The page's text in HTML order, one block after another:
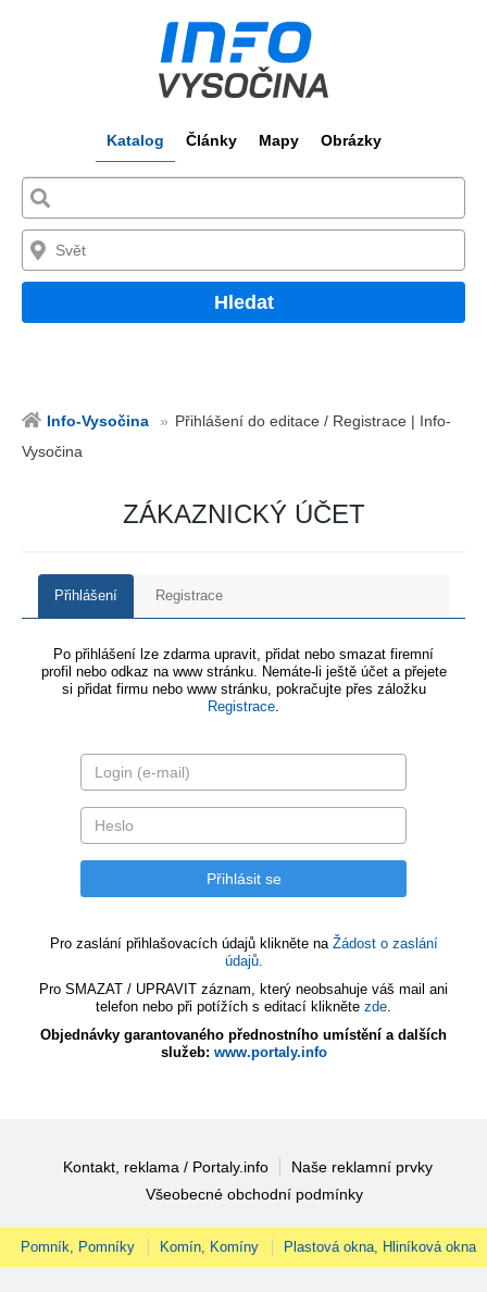
Katalog Články Mapy Obrázky
Hledat
Info-Vysočina
Přihlášení do editace / Registrace | Info-
Vysočina
ZÁKAZNICKÝ ÚČET
Přihlášení Registrace
Po přihlášení lze zdarma upravit, přidat nebo smazat firemní
profil nebo odkaz na www stránku. Nemáte-li ještě účet a přejete
si přidat firmu nebo www stránku, pokračujte přes záložku
Registrace.
Pro zaslání přihlašovacích údajů klikněte na Žádost o zaslání
údajů.
Pro SMAZAT / UPRAVIT záznam, který neobsahuje váš mail ani
telefon nebo při potížích s editací klikněte zde.
Objednávky garantovaného přednostního umístění a dalších
služeb: www.portaly.info
Kontakt, reklama / Portaly.info
Naše reklamní prvky
Všeobecné obchodní podmínky
Pomník, Pomníky Komín, Komíny Plastová okna, Hliníková okna